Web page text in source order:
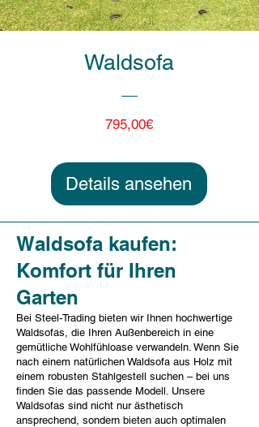
Waldsofa
795,00€Preis
Details ansehen
Waldsofa kaufen:
Komfort für Ihren
Garten
Bei Steel-Trading bieten wir Ihnen hochwertige
Waldsofas, die Ihren Außenbereich in eine
gemütliche Wohlfühloase verwandeln. Wenn Sie
nach einem natürlichen Waldsofa aus Holz mit
einem robusten Stahlgestell suchen – bei uns
finden Sie das passende Modell. Unsere
Waldsofas sind nicht nur ästhetisch
ansprechend, sondern bieten auch optimalen